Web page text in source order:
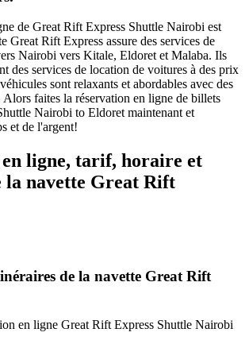
de Great Rift Express Shuttle Nairobi est
Great Rift Express assure des services de
Nairobi vers Kitale, Eldoret et Malaba. Ils
des services de location de voitures à des prix
sont relaxants et abordables avec des
faites la réservation en ligne de billets
Nairobi to Eldoret maintenant et
et de l'argent!
ligne, tarif, horaire et
navette Great Rift
de la navette Great Rift
en ligne Great Rift Express Shuttle Nairobi